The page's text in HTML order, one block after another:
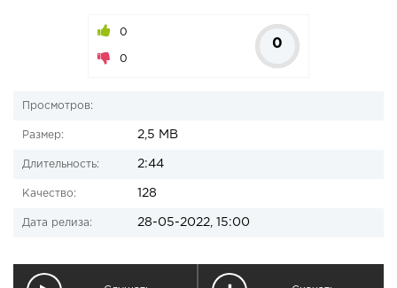
0
0
0
Просмотров:
Размер: 2,5 MB
Длительность: 2:44
Качество: 128
Дата релиза: 28-05-2022, 15:00